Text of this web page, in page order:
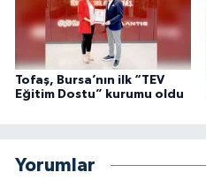
Tofaş, Bursa’nın ilk “TEV
Eğitim Dostu” kurumu oldu
Yorumlar